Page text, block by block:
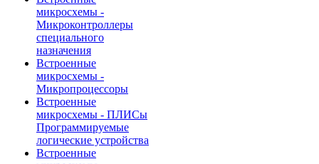
микросхемы -
Микроконтроллеры
специального
назначения
Встроенные
микросхемы -
Микропроцессоры
Встроенные
микросхемы - ПЛИСы
Программируемые
логические устройства
Встроенные